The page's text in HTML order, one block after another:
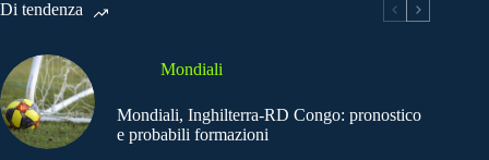
Di tendenza
Mondiali
Mondiali, Inghilterra-RD Congo: pronostico
e probabili formazioni